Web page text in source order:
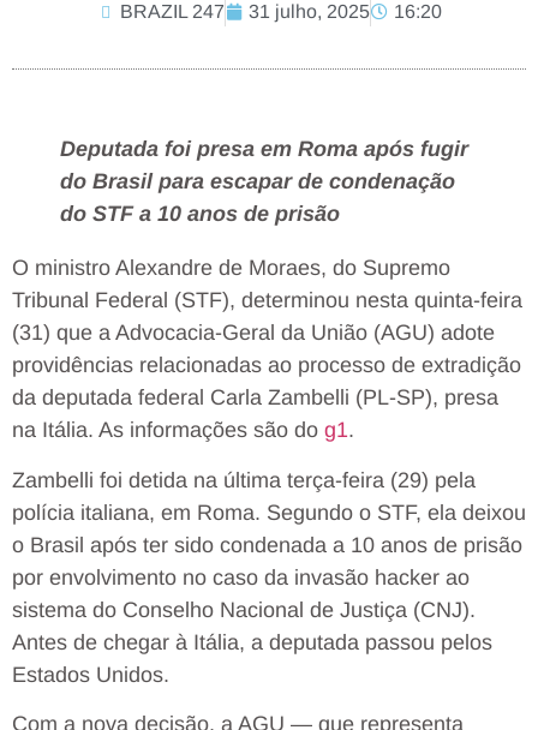
BRAZIL 247 31 julho, 2025 16:20
Deputada foi presa em Roma após fugir
do Brasil para escapar de condenação
do STF a 10 anos de prisão
O ministro Alexandre de Moraes, do Supremo
Tribunal Federal (STF), determinou nesta quinta-feira
(31) que a Advocacia-Geral da União (AGU) adote
providências relacionadas ao processo de extradição
da deputada federal Carla Zambelli (PL-SP), presa
na Itália. As informações são do g1.
Zambelli foi detida na última terça-feira (29) pela
polícia italiana, em Roma. Segundo o STF, ela deixou
o Brasil após ter sido condenada a 10 anos de prisão
por envolvimento no caso da invasão hacker ao
sistema do Conselho Nacional de Justiça (CNJ).
Antes de chegar à Itália, a deputada passou pelos
Estados Unidos.
Com a nova decisão, a AGU — que representa